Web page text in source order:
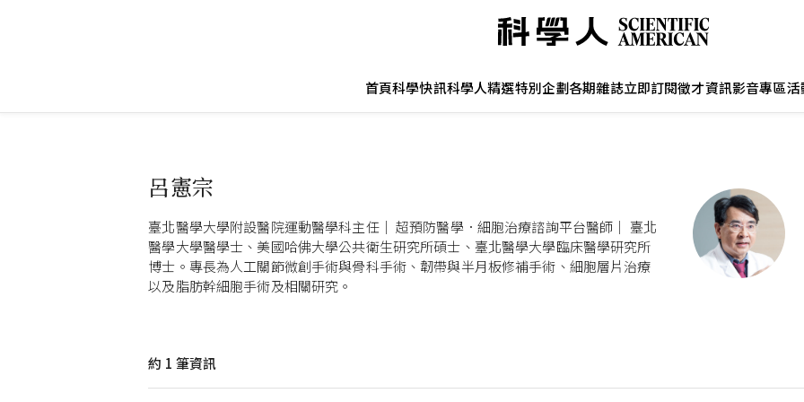
首頁科學快訊科學人精選特別企劃各期雜誌立即訂閱徵才資訊影音專區活
呂憲宗
臺北醫學大學附設醫院運動醫學科主任｜ 超預防醫學．細胞治療諮詢平台醫師｜ 臺北
醫學大學醫學士、美國哈佛大學公共衛生研究所碩士、臺北醫學大學臨床醫學研究所
博士。專長為人工關節微創手術與骨科手術、韌帶與半月板修補手術、細胞層片治療
以及脂肪幹細胞手術及相關研究。
約 1 筆資訊